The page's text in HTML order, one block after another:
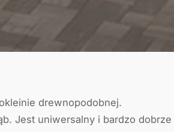
drewnopodobnej.
Jest uniwersalny i bardzo dobrze